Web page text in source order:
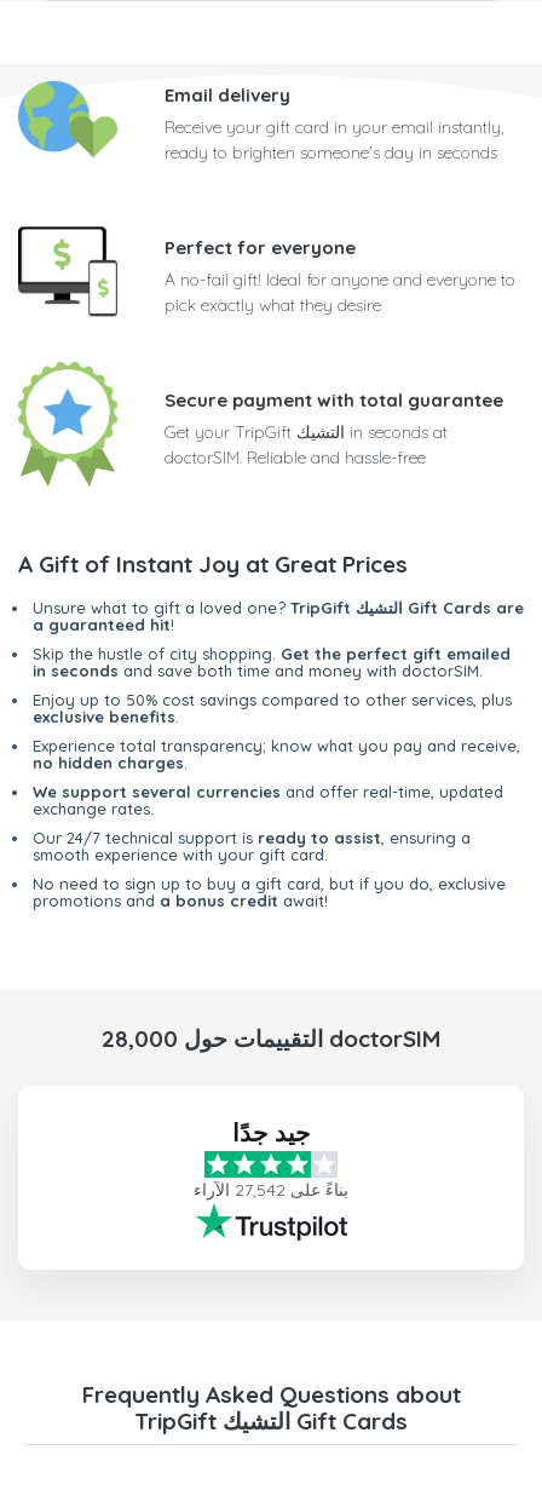
Email delivery
Receive your gift card in your email instantly,
ready to brighten someone's day in seconds
Perfect for everyone
A no-fail gift! Ideal for anyone and everyone to
pick exactly what they desire
Secure payment with total guarantee
Get your TripGift التشيك in seconds at
doctorSIM. Reliable and hassle-free
A Gift of Instant Joy at Great Prices
Unsure what to gift a loved one? TripGift التشيك Gift Cards are
a guaranteed hit!
Skip the hustle of city shopping. Get the perfect gift emailed
in seconds and save both time and money with doctorSIM.
Enjoy up to 50% cost savings compared to other services, plus
exclusive benefits.
Experience total transparency; know what you pay and receive,
no hidden charges.
We support several currencies and offer real-time, updated
exchange rates.
Our 24/7 technical support is ready to assist, ensuring a
smooth experience with your gift card.
No need to sign up to buy a gift card, but if you do, exclusive
promotions and a bonus credit await!
28,000 التقييمات حول doctorSIM
جيد جدًا
بناءً على 27,542 الآراء
Frequently Asked Questions about
TripGift التشيك Gift Cards